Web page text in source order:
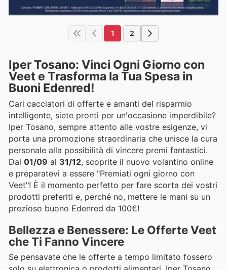
1 2
Iper Tosano: Vinci Ogni Giorno con
Veet e Trasforma la Tua Spesa in
Buoni Edenred!
Cari cacciatori di offerte e amanti del risparmio
intelligente, siete pronti per un'occasione imperdibile?
Iper Tosano, sempre attento alle vostre esigenze, vi
porta una promozione straordinaria che unisce la cura
personale alla possibilità di vincere premi fantastici.
Dal 01/09 al 31/12, scoprite il nuovo volantino online
e preparatevi a essere "Premiati ogni giorno con
Veet"! È il momento perfetto per fare scorta dei vostri
prodotti preferiti e, perché no, mettere le mani su un
prezioso buono Edenred da 100€!
Bellezza e Benessere: Le Offerte Veet
che Ti Fanno Vincere
Se pensavate che le offerte a tempo limitato fossero